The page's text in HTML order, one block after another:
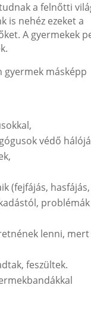
a felnőtti
is nehéz ezeket a
A gyermekek
másképp
védő
(fejfájás, hasfájás,
problémák
lenni, mert
feszültek.